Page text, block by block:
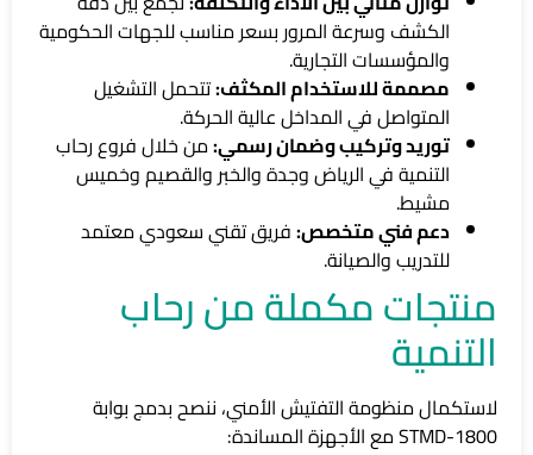
الكشف وسرعة المرور بسعر مناسب للجهات الحكومية
والمؤسسات التجارية.
مصممة للاستخدام المكثف:تتحمل التشغيل
المتواصل في المداخل عالية الحركة.
توريد وتركيب وضمان رسمي:من خلال فروع رحاب
التنمية في الرياض وجدة والخبر والقصيم وخميس
مشيط.
دعم فني متخصص:فريق تقني سعودي معتمد
للتدريب والصيانة.
منتجات مكملة من رحاب
التنمية
لاستكمال منظومة التفتيش الأمني، ننصح بدمج بوابة
STMD-1800 مع الأجهزة المساندة: